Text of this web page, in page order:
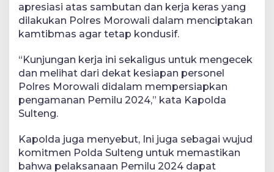
apresiasi atas sambutan dan kerja keras yang
dilakukan Polres Morowali dalam menciptakan
kamtibmas agar tetap kondusif.
“Kunjungan kerja ini sekaligus untuk mengecek
dan melihat dari dekat kesiapan personel
Polres Morowali didalam mempersiapkan
pengamanan Pemilu 2024,” kata Kapolda
Sulteng.
Kapolda juga menyebut, Ini juga sebagai wujud
komitmen Polda Sulteng untuk memastikan
bahwa pelaksanaan Pemilu 2024 dapat